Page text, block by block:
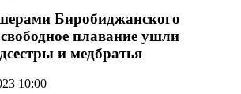
Биробиджанского
плавание ушли
и медбратья
10:00